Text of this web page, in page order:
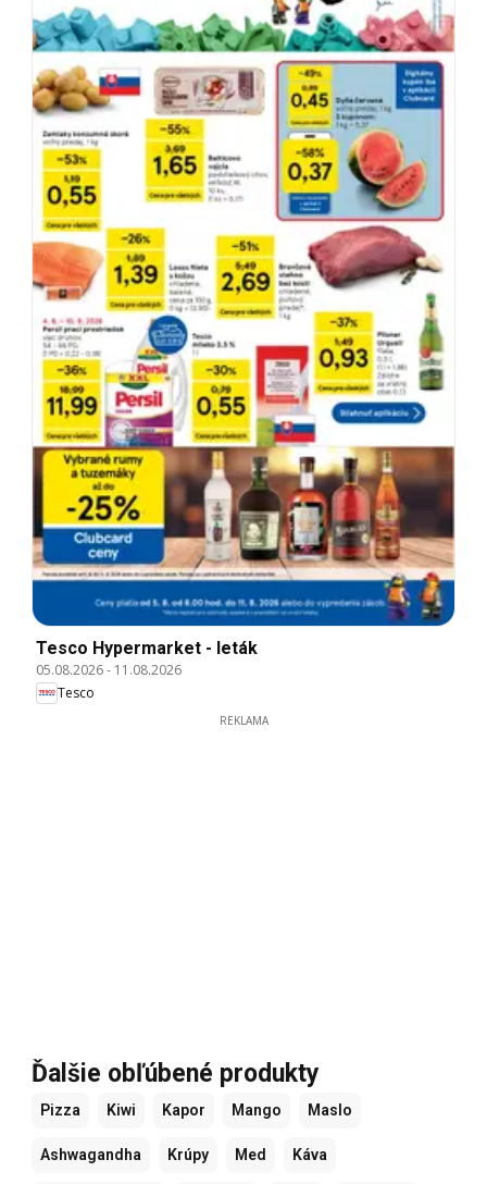
Tesco Hypermarket - leták
05.08.2026- 11.08.2026
Tesco
REKLAMA
Ďalšie obľúbené produkty
Pizza Kiwi Kapor Mango Maslo
Ashwagandha Krúpy Med Káva